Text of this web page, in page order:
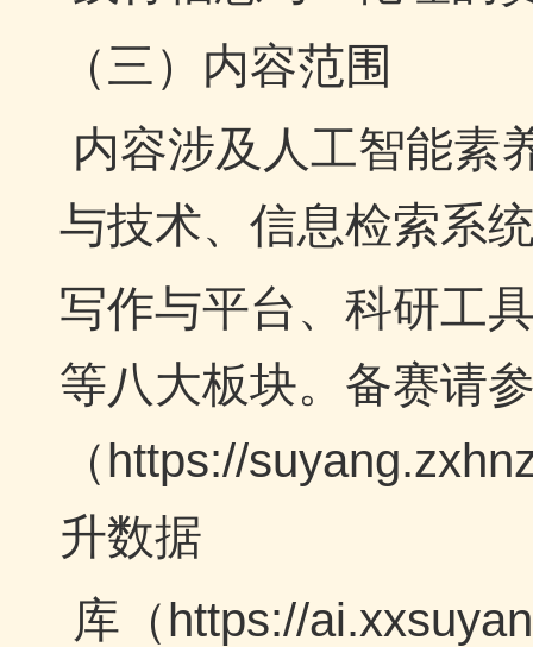
（三）内容范围
内容涉及人工智能素
与技术、信息检索系
写作与平台、科研工
等八大板块。 备赛请
（https://
升数据
库（https://